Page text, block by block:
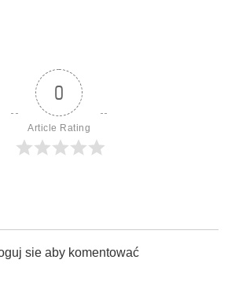
0
Article Rating
sie aby komentować